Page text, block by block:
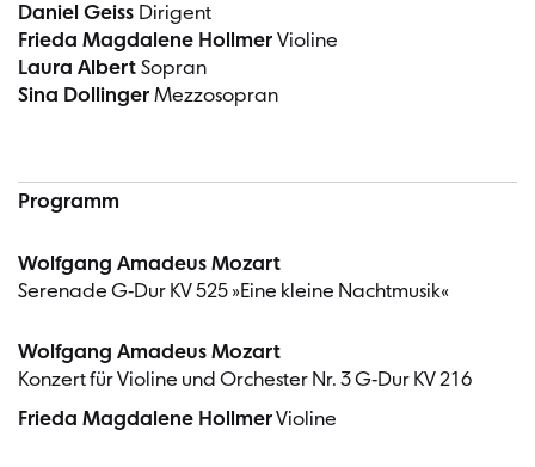
Daniel Geiss Dirigent
Frieda Magdalene Hollmer Violine
Laura Albert Sopran
Sina Dollinger Mezzosopran
Programm
Wolfgang Amadeus Mozart
Serenade G-Dur KV 525 »Eine kleine Nachtmusik«
Wolfgang Amadeus Mozart
Konzert für Violine und Orchester Nr. 3 G-Dur KV 216
Frieda Magdalene HollmerVioline